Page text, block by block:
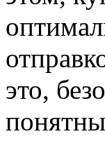
это,